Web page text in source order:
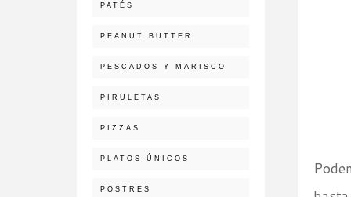
PATÉS
PEANUT BUTTER
PESCADOS Y MARISCO
PIRULETAS
PIZZAS
PLATOS ÚNICOS
POSTRES